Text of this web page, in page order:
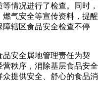
情况进行了检查。同时，
气安全等宣传资料，提醒
辖区食品安全检查不停
安全属地管理责任为契
秩序，消除基层食品安全
提供安全、舒心的食品消